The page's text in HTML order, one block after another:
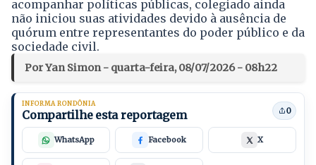
acompanhar políticas públicas, colegiado ainda
não iniciou suas atividades devido à ausência de
quórum entre representantes do poder público e da
sociedade civil.
Por Yan Simon - quarta-feira, 08/07/2026 - 08h22
INFORMA RONDÔNIA
Compartilhe esta reportagem 0
WhatsApp Facebook X